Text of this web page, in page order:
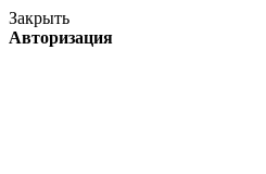
Закрыть
Авторизация